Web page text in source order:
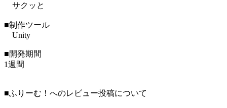
サクッと
■制作ツール
Unity
■開発期間
1週間
■ふりーむ！へのレビュー投稿について